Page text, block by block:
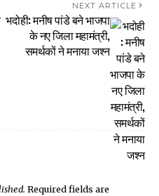
NEXT ARTICLE
भदोही: मनीष पांडे बने भाजपा
के नए जिला महामंत्री,
समर्थकों ने मनाया जश्न
Required fields are